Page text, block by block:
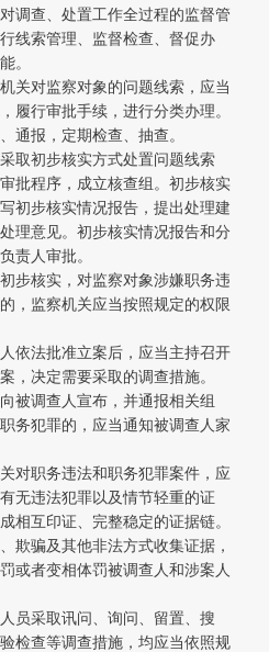
查、处置工作全过程的监督管
线索管理、监督检查、督促办
。
对监察对象的问题线索，应当
履行审批手续，进行分类办理。
通报，定期检查、抽查。
初步核实方式处置问题线索
批程序，成立核查组。初步核实
初步核实情况报告，提出处理建
理意见。初步核实情况报告和分
责人审批。
核实，对监察对象涉嫌职务违
，监察机关应当按照规定的权限
法批准立案后，应当主持召开
，决定需要采取的调查措施。
调查人宣布，并通报相关组
务犯罪的，应当通知被调查人家
职务违法和职务犯罪案件，应
无违法犯罪以及情节轻重的证
相互印证、完整稳定的证据链。
骗及其他非法方式收集证据，
或者变相体罚被调查人和涉案人
采取讯问、询问、留置、搜
检查等调查措施，均应当依照规